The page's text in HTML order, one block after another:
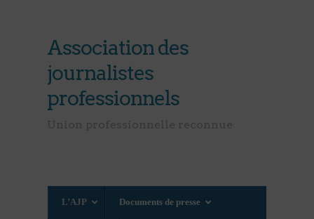
Association des
journalistes
professionnels
L’AJP Documents de presse